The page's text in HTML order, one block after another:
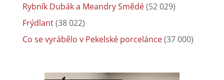
Rybník Dubák a Meandry Smědé(52 029)
Frýdlant(38 022)
Co se vyrábělo v Pekelské porcelánce(37 000)